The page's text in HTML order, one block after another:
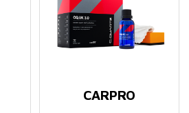
CARPRO